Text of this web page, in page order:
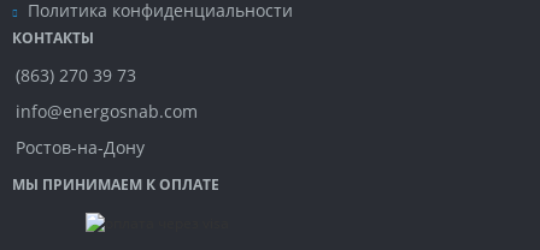
Политика конфиденциальности
КОНТАКТЫ
(863) 270 39 73
info@energosnab.com
Ростов-на-Дону
МЫ ПРИНИМАЕМ К ОПЛАТЕ